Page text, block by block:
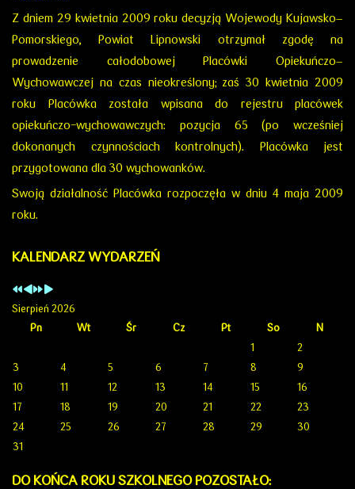
Z dniem 29 kwietnia 2009 roku decyzją Wojewody Kujawsko–
Pomorskiego, Powiat Lipnowski otrzymał zgodę na
prowadzenie całodobowej Placówki Opiekuńczo–
Wychowawczej na czas nieokreślony; zaś 30 kwietnia 2009
roku Placówka została wpisana do rejestru placówek
opiekuńczo-wychowawczych: pozycja 65 (po wcześniej
dokonanych czynnościach kontrolnych). Placówka jest
przygotowana dla 30 wychowanków.
Swoją działalność Placówka rozpoczęła w dniu 4 maja 2009
roku.
KALENDARZ WYDARZEŃ
Sierpień 2026
Pn
Wt Śr Cz Pt So
N
1
2
3
4 5 6 7 8
9
10
11 12 13 14 15
16
17
18 19 20 21 22
23
24
25 26 27 28 29
30
31
DO KOŃCA ROKU SZKOLNEGO POZOSTAŁO: